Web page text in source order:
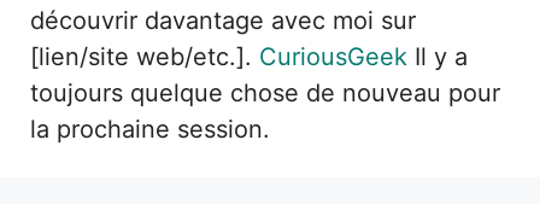
découvrir davantage avec moi sur
[lien/site web/etc.]. CuriousGeek Il y a
toujours quelque chose de nouveau pour
la prochaine session.